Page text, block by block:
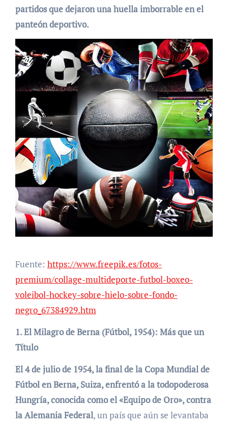
partidos que dejaron una huella imborrable en el
panteón deportivo.
Fuente: https://www.freepik.es/fotos-
premium/collage-multideporte-futbol-boxeo-
voleibol-hockey-sobre-hielo-sobre-fondo-
negro_67384929.htm
1. El Milagro de Berna (Fútbol, 1954): Más que un
Título
El 4 de julio de 1954, la final de la Copa Mundial de
Fútbol en Berna, Suiza, enfrentó a la todopoderosa
Hungría, conocida como el «Equipo de Oro», contra
la Alemania Federal, un país que aún se levantaba